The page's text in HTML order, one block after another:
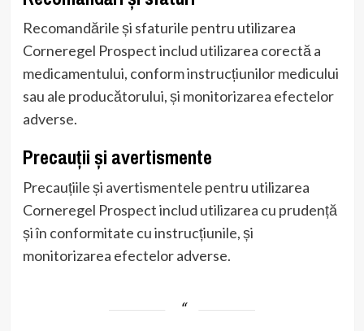
Recomandările și sfaturile pentru utilizarea
Corneregel Prospect includ utilizarea corectă a
medicamentului, conform instrucțiunilor medicului
sau ale producătorului, și monitorizarea efectelor
adverse.
Precauții și avertismente
Precauțiile și avertismentele pentru utilizarea
Corneregel Prospect includ utilizarea cu prudență
și în conformitate cu instrucțiunile, și
monitorizarea efectelor adverse.